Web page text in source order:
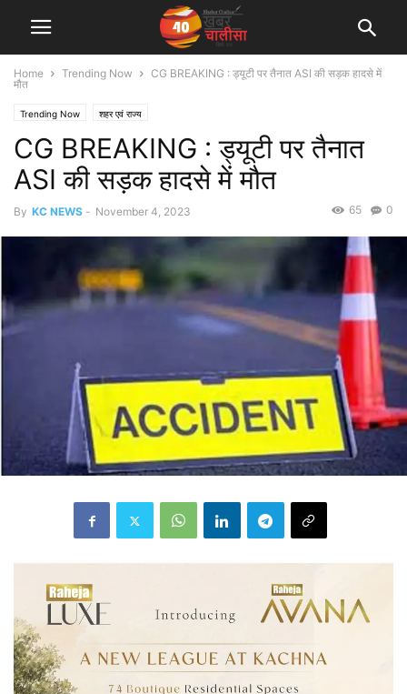
Home Trending Now
CG BREAKING : ड्यूटी पर तैनात ASI की सड़क हादसे में
मौत
Trending Now शहर एवं राज्य
CG BREAKING : ड्यूटी पर तैनात
ASI की सड़क हादसे में मौत
By KC NEWS - November 4, 2023 0
65